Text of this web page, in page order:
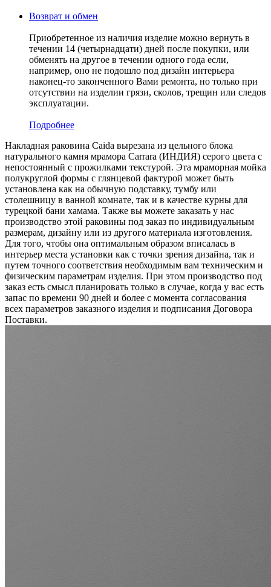
Возврат и обмен
Приобретенное из наличия изделие можно вернуть в
течении 14 (четырнадцати) дней после покупки, или
обменять на другое в течении одного года если,
например, оно не подошло под дизайн интерьера
наконец-то законченного Вами ремонта, но только при
отсутствии на изделии грязи, сколов, трещин или следов
эксплуатации.
Подробнее
Накладная раковина Caida вырезана из цельного блока
натурального камня мрамора Carrara (ИНДИЯ) серого цвета c
непостоянный с прожилками текстурой. Эта мраморная мойка
полукруглой формы с глянцевой фактурой может быть
установлена как на обычную подставку, тумбу или
столешницу в ванной комнате, так и в качестве курны для
турецкой бани хамама. Также вы можете заказать у нас
производство этой раковины под заказ по индивидуальным
размерам, дизайну или из другого материала изготовления.
Для того, чтобы она оптимальным образом вписалась в
интерьер места установки как с точки зрения дизайна, так и
путем точного соответствия необходимым вам техническим и
физическим параметрам изделия. При этом производство под
заказ есть смысл планировать только в случае, когда у вас есть
запас по времени 90 дней и более с момента согласования
всех параметров заказного изделия и подписания Договора
Поставки.